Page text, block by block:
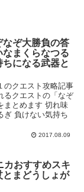
なぞ大勝負の答
なまくらなつる
になる武器と
のクエスト攻略記事
るクエストの「なぞ
まとめます 切れ味
ぎ 負けない気持ち
2017.08.09
カおすすめスキ
とまどうしょが